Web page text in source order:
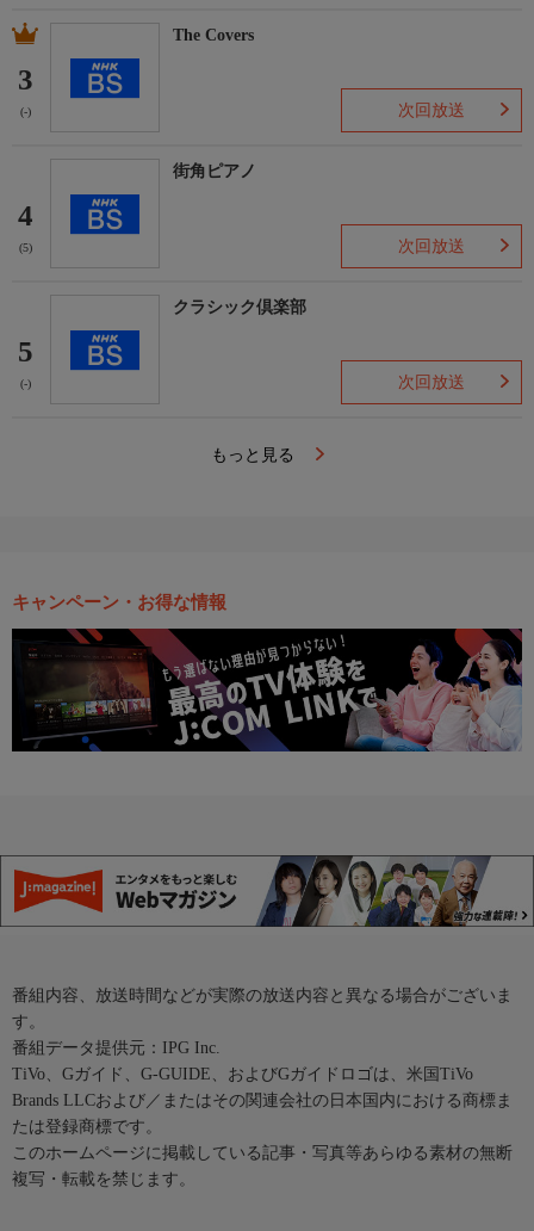
3
(-)
The Covers
次回放送
4
(5)
街角ピアノ
次回放送
5
(-)
クラシック倶楽部
次回放送
もっと見る
キャンペーン・お得な情報
番組内容、放送時間などが実際の放送内容と異なる場合がございま
す。
番組データ提供元：IPG Inc.
TiVo、Gガイド、G-GUIDE、およびGガイドロゴは、米国TiVo
Brands LLCおよび／またはその関連会社の日本国内における商標ま
たは登録商標です。
このホームページに掲載している記事・写真等あらゆる素材の無断
複写・転載を禁じます。